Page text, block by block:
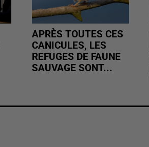
APRÈS TOUTES CES
CANICULES, LES
REFUGES DE FAUNE
SAUVAGE SONT...